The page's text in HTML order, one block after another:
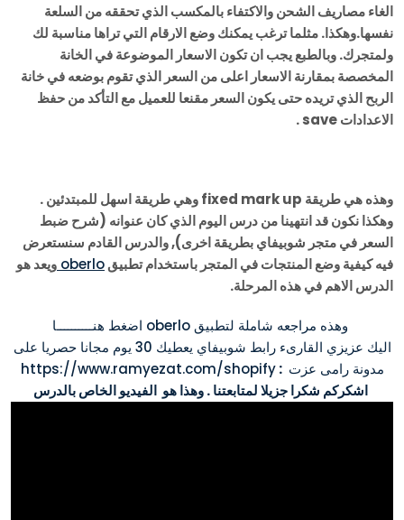
الغاء مصاريف الشحن والاكتفاء بالمكسب الذي تحققه من السلعة
نفسها.وهكذا. مثلما ترغب يمكنك وضع الارقام التي تراها مناسبة لك
ولمتجرك. وبالطبع يجب ان تكون الاسعار الموضوعة في الخانة
المخصصة بمقارنة الاسعار اعلى من السعر الذي تقوم بوضعه في خانة
الربح الذي تريده حتى يكون السعر مقنعا للعميل مع التأكد من حفظ
الاعدادات save .
وهذه هي طريقة fixed mark up وهي طريقة اسهل للمبتدئين .
وهكذا نكون قد انتهينا من درس اليوم الذي كان عنوانه (شرح ضبط
السعر في متجر شوبيفاي بطريقة اخرى), والدرس القادم سنستعرض
فيه كيفية وضع المنتجات في المتجر باستخدام تطبيقoberlo ويعد هو
الدرس الاهم في هذه المرحلة.
وهذه مراجعه شاملة لتطبيق oberlo اضغط هنــــــــــا
اليك عزيزي القارىء رابط شوبيفاي يعطيك 30 يوم مجانا حصريا على
مدونة رامى عزت :
https://www.ramyezat.com/shopify
اشكركم شكرا جزيلا لمتابعتنا . وهذا هو الفيديو الخاص بالدرس